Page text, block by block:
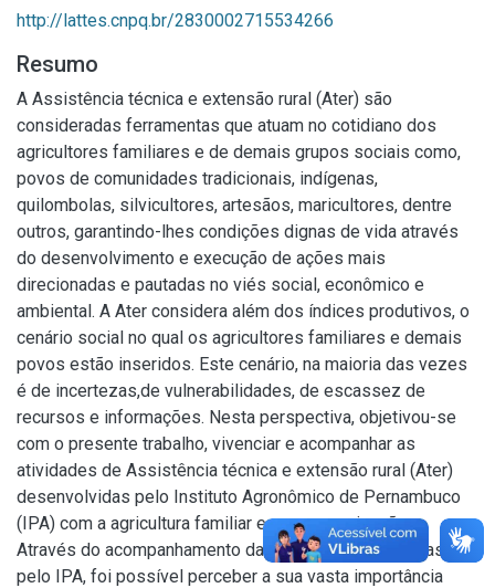
http://lattes.cnpq.br/2830002715534266
Resumo
A Assistência técnica e extensão rural (Ater) são
consideradas ferramentas que atuam no cotidiano dos
agricultores familiares e de demais grupos sociais como,
povos de comunidades tradicionais, indígenas,
quilombolas, silvicultores, artesãos, maricultores, dentre
outros, garantindo-lhes condições dignas de vida através
do desenvolvimento e execução de ações mais
direcionadas e pautadas no viés social, econômico e
ambiental. A Ater considera além dos índices produtivos, o
cenário social no qual os agricultores familiares e demais
povos estão inseridos. Este cenário, na maioria das vezes
é de incertezas,de vulnerabilidades, de escassez de
recursos e informações. Nesta perspectiva, objetivou-se
com o presente trabalho, vivenciar e acompanhar as
atividades de Assistência técnica e extensão rural (Ater)
desenvolvidas pelo Instituto Agronômico de Pernambuco
(IPA) com a agricultura familiar e suas organizações.
Através do acompanhamento das atividades realizadas
pelo IPA, foi possível perceber a sua vasta importância